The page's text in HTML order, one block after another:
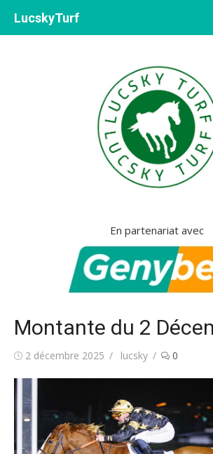
En partenariat avec
LucskyTurf
Montante du 2
Publié2 décembre 2025 Auteur/autrice
lucsky 0